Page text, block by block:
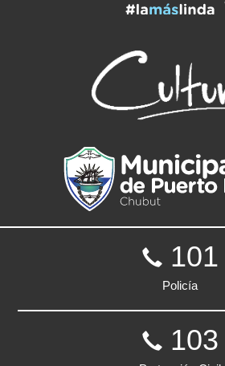
101
Policía
103